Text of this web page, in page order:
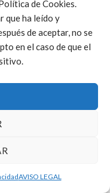
de Cookies.
que ha leído y
de aceptar, no se
en el caso de que el
AVISO LEGAL
JOR. 1
VISITANTE